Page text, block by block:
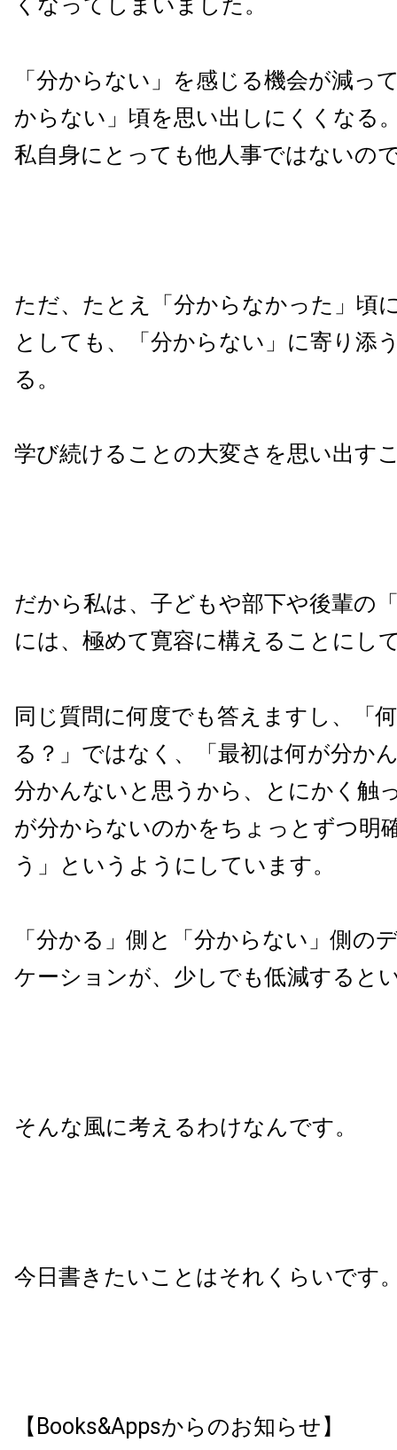
「分からない」を感じる機会が減っ
からない」頃を思い出しにくくなる
私自身にとっても他人事ではないの
ただ、たとえ「分からなかった」頃
としても、「分からない」に寄り添
る。
学び続けることの大変さを思い出す
だから私は、子どもや部下や後輩の
には、極めて寛容に構えることにし
同じ質問に何度でも答えますし、「
る？」ではなく、「最初は何が分か
分かんないと思うから、とにかく触
が分からないのかをちょっとずつ明
う」というようにしています。
「分かる」側と「分からない」側の
ケーションが、少しでも低減すると
そんな風に考えるわけなんです。
今日書きたいことはそれくらいです
【Books&Appsからのお知らせ】